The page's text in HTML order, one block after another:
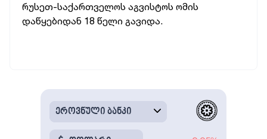
რუსეთ-საქართველოს აგვისტოს ომის
დაწყებიდან 18 წელი გავიდა.